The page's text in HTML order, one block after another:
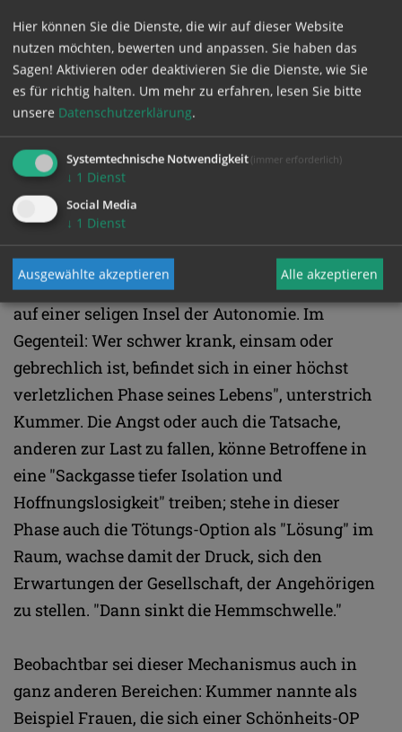
Derzeit diskutiert man dort laut Kummer eine
"Letzte-Wille-Pille" für gesunde, aber lebenssatte
Senioren ab 75 Jahren.
Internalisierte Fremdbestimmung
Mehr Vorsicht wäre laut der Expertin auch
gegenüber dem Begriff der "Selbstbestimmung"
angebracht, welcher von Suizidbeihilfe-
Befürwortern "überhöht" werde. "Menschen, die
sich mit Tötungsgedanken befassen, leben nicht
auf einer seligen Insel der Autonomie. Im
Gegenteil: Wer schwer krank, einsam oder
gebrechlich ist, befindet sich in einer höchst
verletzlichen Phase seines Lebens", unterstrich
Kummer. Die Angst oder auch die Tatsache,
anderen zur Last zu fallen, könne Betroffene in
eine "Sackgasse tiefer Isolation und
Hoffnungslosigkeit" treiben; stehe in dieser
Phase auch die Tötungs-Option als "Lösung" im
Raum, wachse damit der Druck, sich den
Erwartungen der Gesellschaft, der Angehörigen
zu stellen. "Dann sinkt die Hemmschwelle."
Beobachtbar sei dieser Mechanismus auch in
ganz anderen Bereichen: Kummer nannte als
Beispiel Frauen, die sich einer Schönheits-OP
Hier können Sie die Dienste, die wir auf dieser Website
nutzen möchten, bewerten und anpassen. Sie haben das
Sagen! Aktivieren oder deaktivieren Sie die Dienste, wie Sie
es für richtig halten. Um mehr zu erfahren, lesen Sie bitte
unsere Datenschutzerklärung.
Systemtechnische Notwendigkeit (immer erforderlich)
↓ 1 Dienst
Social Media
↓ 1 Dienst
Ausgewählte akzeptieren Alle akzeptieren